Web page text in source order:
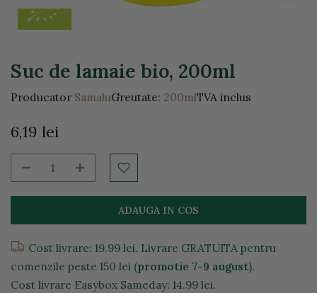
Suc de lamaie bio, 200ml
Producator SamaluGreutate: 200mlTVA inclus
6,19 lei
ADAUGA IN COS
Cost livrare: 19.99 lei. Livrare GRATUITA pentru
comenzile peste 150 lei (promotie 7-9 august).
Cost livrare Easybox Sameday: 14.99 lei.